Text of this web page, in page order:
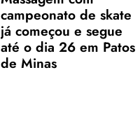
campeonato de skate
já começou e segue
até o dia 26 em Patos
de Minas